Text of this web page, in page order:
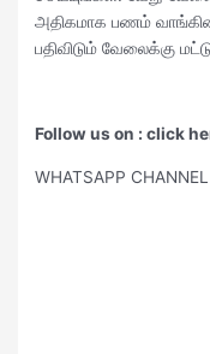
அதிகமாக பணம்
பதிவிடும் வேலைக்கு
Follow us on : click
WHATSAPP